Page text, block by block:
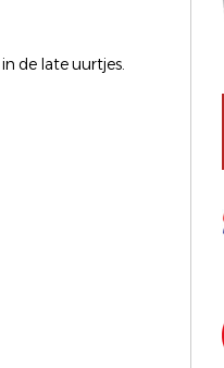
de late uurtjes.